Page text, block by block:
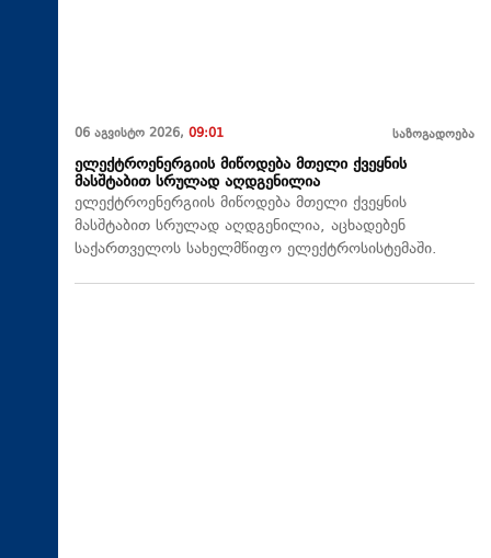
06 აგვისტო 2026, 09:01 საზოგადოება
ელექტროენერგიის მიწოდება მთელი ქვეყნის
მასშტაბით სრულად აღდგენილია
ელექტროენერგიის მიწოდება მთელი ქვეყნის
მასშტაბით სრულად აღდგენილია, აცხადებენ
საქართველოს სახელმწიფო ელექტროსისტემაში.